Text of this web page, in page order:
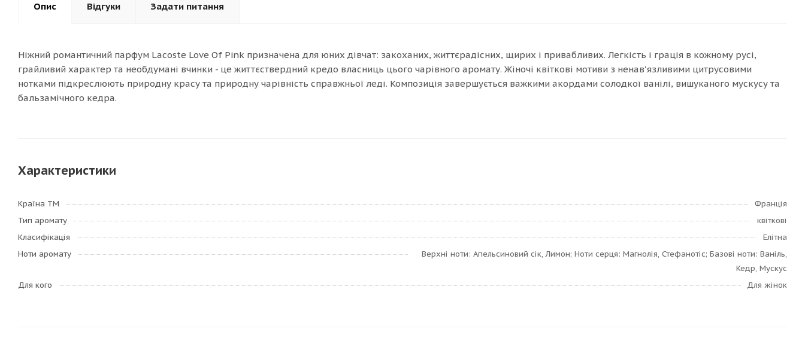
Опис Відгуки Задати питання
Ніжний романтичний парфум Lacoste Love Of Pink призначена для юних дівчат: закоханих, життєрадісних, щирих і привабливих. Легкість і грація в кожному русі,
грайливий характер та необдумані вчинки - це життєствердний кредо власниць цього чарівного аромату. Жіночі квіткові мотиви з ненав'язливими цитрусовими
нотками підкреслюють природну красу та природну чарівність справжньої леді. Композиція завершується важкими акордами солодкої ванілі, вишуканого мускусу та
бальзамічного кедра.
Характеристики
Країна ТМ
Франція
Тип аромату
квіткові
Класифікація
Елітна
Ноти аромату
Верхні ноти: Апельсиновий сік, Лимон; Ноти серця: Магнолія, Стефанотіс; Базові ноти: Ваніль,
Кедр, Мускус
Для кого
Для жінок